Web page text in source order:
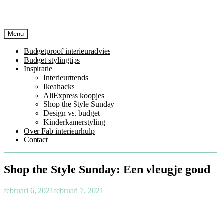
Menu
Budgetproof interieuradvies
Budget stylingtips
Inspiratie
Interieurtrends
Ikeahacks
AliExpress koopjes
Shop the Style Sunday
Design vs. budget
Kinderkamerstyling
Over Fab interieurhulp
Contact
Shop the Style Sunday: Een vleugje goud
februari 6, 2021februari 7, 2021